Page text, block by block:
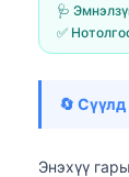
🩺
✅
🔄
Энэхүү